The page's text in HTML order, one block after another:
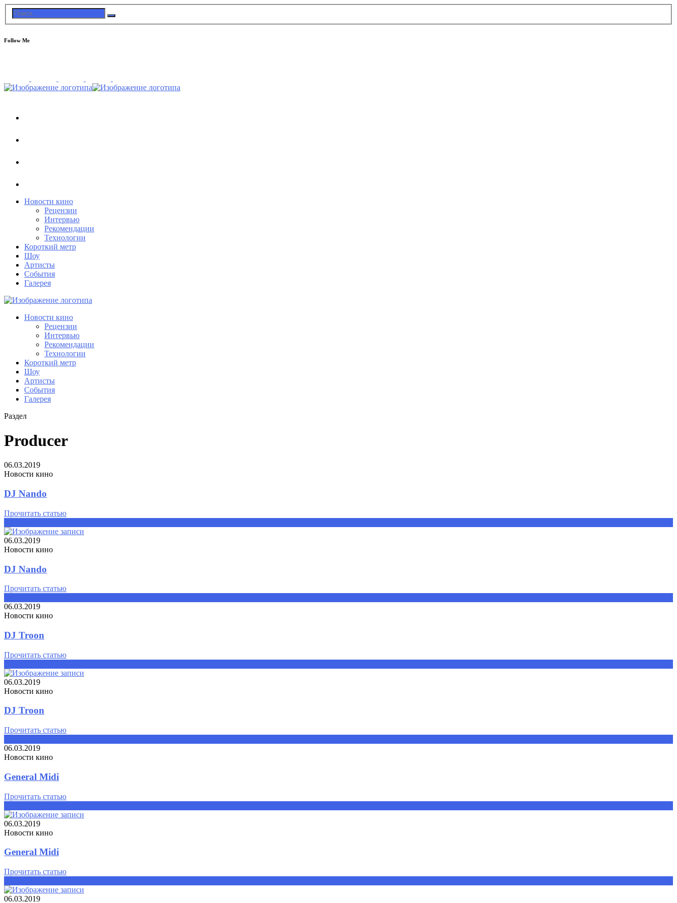
Follow Me
Новости кино
Рецензии
Интервью
Рекомендации
Технологии
Короткий метр
Шоу
Артисты
События
Галерея
Новости кино
Рецензии
Интервью
Рекомендации
Технологии
Короткий метр
Шоу
Артисты
События
Галерея
Раздел
Producer
06.03.2019
Новости кино
DJ Nando
Прочитать статью
06.03.2019
Новости кино
DJ Nando
Прочитать статью
06.03.2019
Новости кино
DJ Troon
Прочитать статью
06.03.2019
Новости кино
DJ Troon
Прочитать статью
06.03.2019
Новости кино
General Midi
Прочитать статью
06.03.2019
Новости кино
General Midi
Прочитать статью
06.03.2019